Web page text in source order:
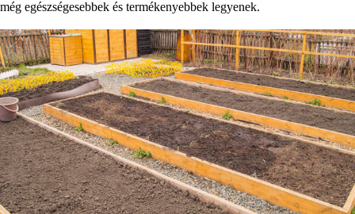
még egészségesebbek és termékenyebbek legyenek.